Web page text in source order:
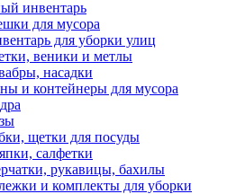
инвентарь
для мусора
для уборки улиц
веники и метлы
насадки
и контейнеры для мусора
щетки для посуды
салфетки
рукавицы, бахилы
и комплекты для уборки